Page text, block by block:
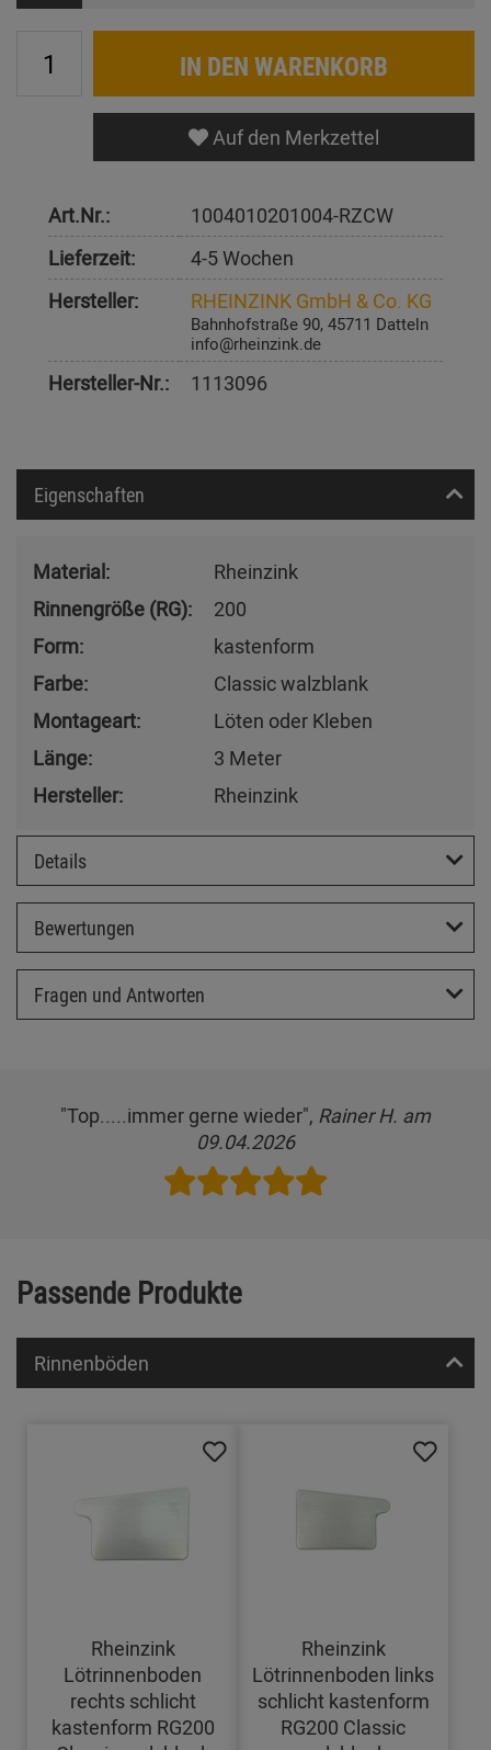
IN DEN WARENKORB
Auf den Merkzettel
Art.Nr.:
1004010201004-RZCW
Lieferzeit:
4-5 Wochen
Hersteller:
RHEINZINK GmbH & Co. KG
Bahnhofstraße 90, 45711 Datteln
info@rheinzink.de
Hersteller-Nr.: 1113096
Eigenschaften
Material:
Rheinzink
Rinnengröße (RG):
200
Form:
kastenform
Farbe:
Classic walzblank
Montageart:
Löten oder Kleben
Länge:
3 Meter
Hersteller:
Rheinzink
Details
Bewertungen
Fragen und Antworten
"Top.....immer gerne wieder", Rainer H. am
09.04.2026
Passende Produkte
Rinnenböden
Rheinzink
Lötrinnenboden
rechts schlicht
kastenform RG200
Rheinzink
Lötrinnenboden links
schlicht kastenform
RG200 Classic